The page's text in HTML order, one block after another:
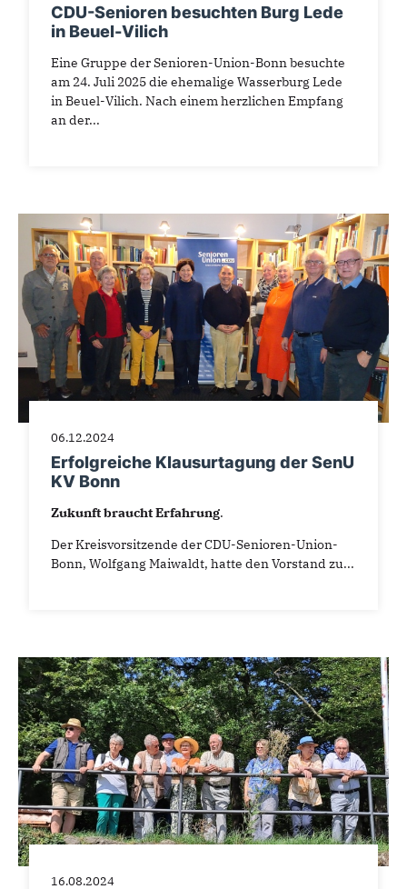
CDU-Senioren besuchten Burg Lede
in Beuel-Vilich
Eine Gruppe der Senioren-Union-Bonn besuchte
am 24. Juli 2025 die ehemalige Wasserburg Lede
in Beuel-Vilich. Nach einem herzlichen Empfang
an der...
06.12.2024
Erfolgreiche Klausurtagung der SenU
KV Bonn
Zukunft braucht Erfahrung.
Der Kreisvorsitzende der CDU-Senioren-Union-
Bonn, Wolfgang Maiwaldt, hatte den Vorstand zu...
16.08.2024